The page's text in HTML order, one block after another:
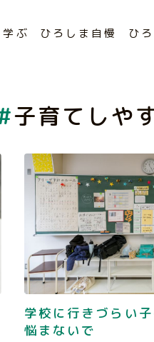
ぶ ひろしま自慢 ひ
子育てしや
学校に行きづらい
悩まないで